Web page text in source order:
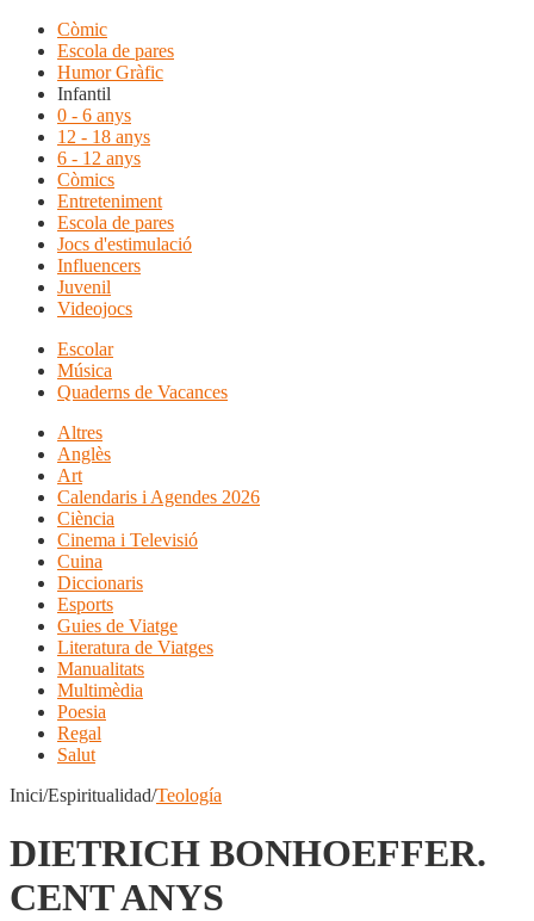
Còmic
Escola de pares
Humor Gràfic
Infantil
0 - 6 anys
12 - 18 anys
6 - 12 anys
Còmics
Entreteniment
Escola de pares
Jocs d'estimulació
Influencers
Juvenil
Videojocs
Escolar
Música
Quaderns de Vacances
Altres
Anglès
Art
Calendaris i Agendes 2026
Ciència
Cinema i Televisió
Cuina
Diccionaris
Esports
Guies de Viatge
Literatura de Viatges
Manualitats
Multimèdia
Poesia
Regal
Salut
Inici/Espiritualidad/Teología
DIETRICH BONHOEFFER.
CENT ANYS